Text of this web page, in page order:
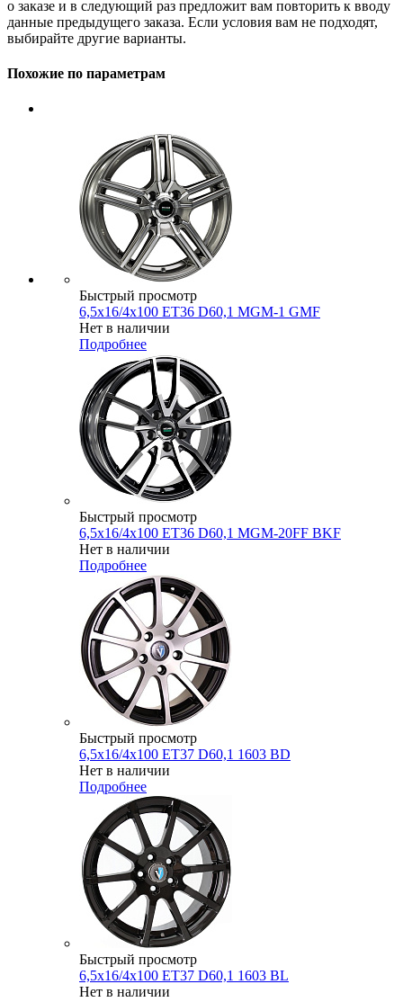
о заказе и в следующий раз предложит вам повторить к вводу
данные предыдущего заказа. Если условия вам не подходят,
выбирайте другие варианты.
Похожие по параметрам
Быстрый просмотр
6,5x16/4x100 ET36 D60,1 MGM-1 GMF
Нет в наличии
Подробнее
Быстрый просмотр
6,5x16/4x100 ET36 D60,1 MGM-20FF BKF
Нет в наличии
Подробнее
Быстрый просмотр
6,5x16/4x100 ET37 D60,1 1603 BD
Нет в наличии
Подробнее
Быстрый просмотр
6,5x16/4x100 ET37 D60,1 1603 BL
Нет в наличии